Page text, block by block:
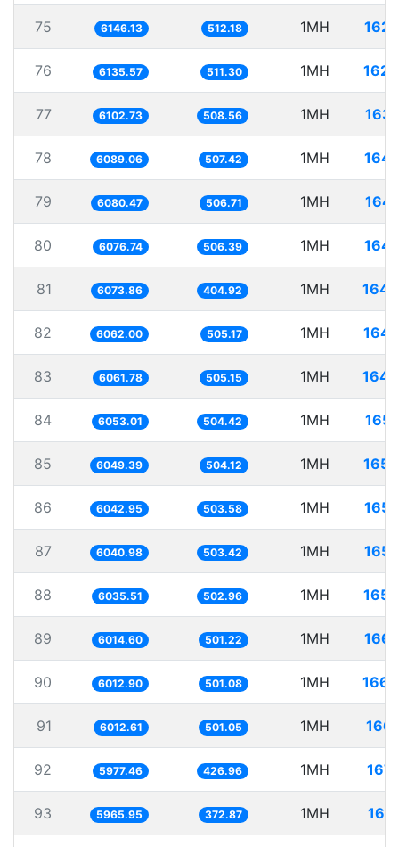
75 6146.13 512.18 1MH
76 6135.57 511.30 1MH
77 6102.73 508.56 1MH
78 6089.06 507.42 1MH
79 6080.47 506.71 1MH
80 6076.74 506.39 1MH
81 6073.86 404.92 1MH
82 6062.00 505.17 1MH
83 6061.78 505.15 1MH
84 6053.01 504.42 1MH
85 6049.39 504.12 1MH
86 6042.95 503.58 1MH
87 6040.98 503.42 1MH
88 6035.51 502.96 1MH
89 6014.60 501.22 1MH
90 6012.90 501.08 1MH
91 6012.61 501.05 1MH
92 5977.46 426.96 1MH
93 5965.95 372.87 1MH